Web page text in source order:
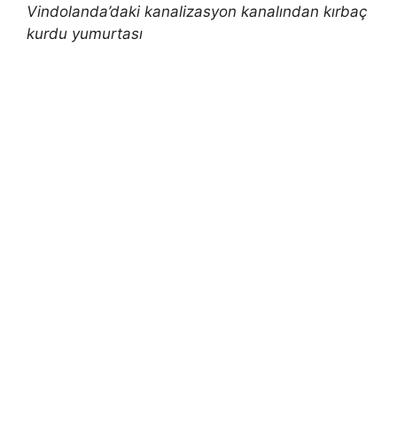
Vindolanda’daki kanalizasyon kanalından kırbaç
kurdu yumurtası